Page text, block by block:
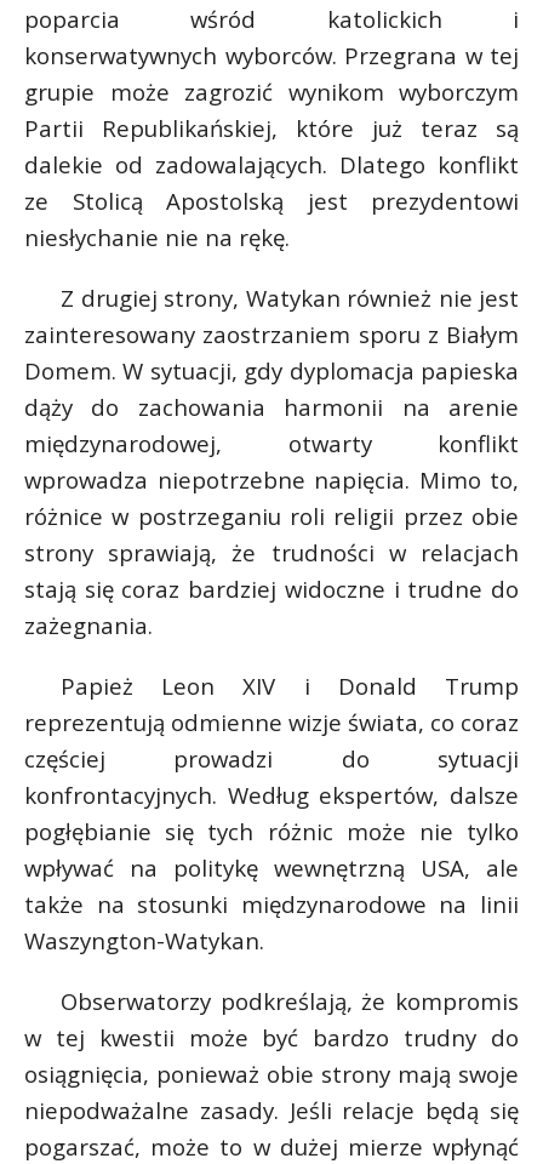
poparcia wśród katolickich i
konserwatywnych wyborców. Przegrana w tej
grupie może zagrozić wynikom wyborczym
Partii Republikańskiej, które już teraz są
dalekie od zadowalających. Dlatego konflikt
ze Stolicą Apostolską jest prezydentowi
niesłychanie nie na rękę.
Z drugiej strony, Watykan również nie jest
zainteresowany zaostrzaniem sporu z Białym
Domem. W sytuacji, gdy dyplomacja papieska
dąży do zachowania harmonii na arenie
międzynarodowej, otwarty konflikt
wprowadza niepotrzebne napięcia. Mimo to,
różnice w postrzeganiu roli religii przez obie
strony sprawiają, że trudności w relacjach
stają się coraz bardziej widoczne i trudne do
zażegnania.
Papież Leon XIV i Donald Trump
reprezentują odmienne wizje świata, co coraz
częściej prowadzi do sytuacji
konfrontacyjnych. Według ekspertów, dalsze
pogłębianie się tych różnic może nie tylko
wpływać na politykę wewnętrzną USA, ale
także na stosunki międzynarodowe na linii
Waszyngton-Watykan.
Obserwatorzy podkreślają, że kompromis
w tej kwestii może być bardzo trudny do
osiągnięcia, ponieważ obie strony mają swoje
niepodważalne zasady. Jeśli relacje będą się
pogarszać, może to w dużej mierze wpłynąć